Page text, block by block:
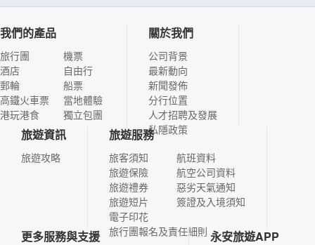
我們的產品
旅行團
酒店
郵輪
高鐵火車票
港玩港食
機票
自由行
船票
當地體驗
獨立包團
關於我們
公司背景
最新動向
新聞發佈
分行位置
人才招聘及發展
私隱政策
旅遊資訊
旅遊攻略
旅遊服務
旅客須知
旅遊保險
旅遊禮券
旅遊短片
電子印花
航班資料
航空公司資料
惡劣天氣通知
簽證及入境須知
旅行團報名及責任細則
更多服務與支援 永安旅遊APP